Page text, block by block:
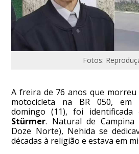
Fotos:
A freira de 76 anos que
motocicleta na BR 050, em
domingo (11), foi identificada
Stürmer. Natural de Campina
Doze Norte), Nehida se
décadas à religião e estava em